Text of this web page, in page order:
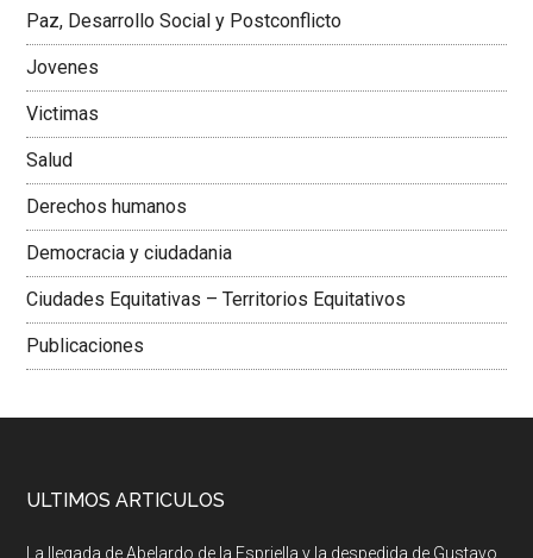
Paz, Desarrollo Social y Postconflicto
Jovenes
Victimas
Salud
Derechos humanos
Democracia y ciudadania
Ciudades Equitativas – Territorios Equitativos
Publicaciones
ULTIMOS ARTICULOS
La llegada de Abelardo de la Espriella y la despedida de Gustavo